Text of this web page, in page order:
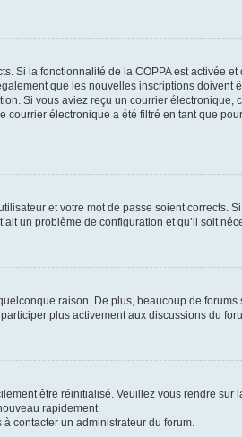
Si la fonctionnalité de la COPPA est activée
que les nouvelles inscriptions doivent
Si vous aviez reçu un courrier
électronique a été filtré en tant que
et votre mot de passe soient corrects.
un problème de configuration et qu’il soit
raison. De plus, beaucoup de
plus activement aux discussions du
être réinitialisé. Veuillez vous rendre
rapidement.
contacter un administrateur du forum.